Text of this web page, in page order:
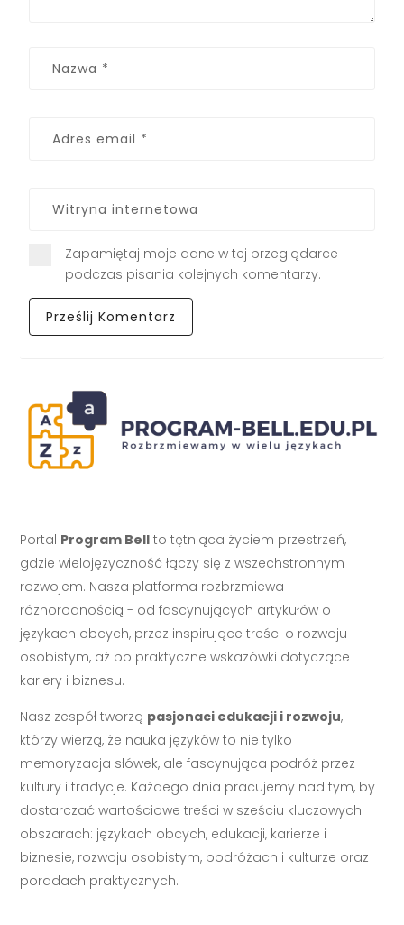
Zapamiętaj moje dane w tej przeglądarce
podczas pisania kolejnych komentarzy.
Portal Program Bell to tętniąca życiem przestrzeń,
gdzie wielojęzyczność łączy się z wszechstronnym
rozwojem. Nasza platforma rozbrzmiewa
różnorodnością - od fascynujących artykułów o
językach obcych, przez inspirujące treści o rozwoju
osobistym, aż po praktyczne wskazówki dotyczące
kariery i biznesu.
Nasz zespół tworzą pasjonaci edukacji i rozwoju,
którzy wierzą, że nauka języków to nie tylko
memoryzacja słówek, ale fascynująca podróż przez
kultury i tradycje. Każdego dnia pracujemy nad tym, by
dostarczać wartościowe treści w sześciu kluczowych
obszarach: językach obcych, edukacji, karierze i
biznesie, rozwoju osobistym, podróżach i kulturze oraz
poradach praktycznych.